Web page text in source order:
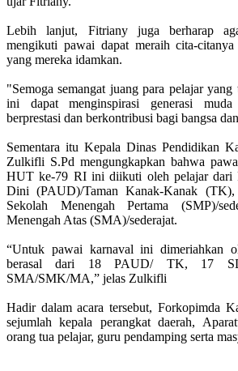
Lebih lanjut, Fitriany juga berharap
mengikuti pawai dapat meraih cita-citanya
yang mereka idamkan.
"Semoga semangat juang para pelajar
ini dapat menginspirasi generasi
berprestasi dan berkontribusi bagi bangsa
Sementara itu Kepala Dinas Pendidikan
Zulkifli S.Pd mengungkapkan bahwa
HUT ke-79 RI ini diikuti oleh pelajar dari
Dini (PAUD)/Taman Kanak-Kanak
Sekolah Menengah Pertama (SMP)/
Menengah Atas (SMA)/sederajat.
“Untuk pawai karnaval ini dimeriahkan
berasal dari 18 PAUD/ TK, 17
SMA/SMK/MA,” jelas Zulkifli
Hadir dalam acara tersebut, Forkopimda
sejumlah kepala perangkat daerah,
orang tua pelajar, guru pendamping serta